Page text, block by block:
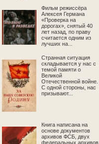
Фильм режиссёра
Алексея Германа
«Проверка на
дорогах», снятый 40
лет назад, по праву
считается одним из
лучших на...
Странная ситуация
складывается у нас с
темой памяти о
Великой
Отечественной войне.
С одной стороны, нас
призывают...
Книга написана на
основе документов
архивов ФСБ, двух
федеральных архивов